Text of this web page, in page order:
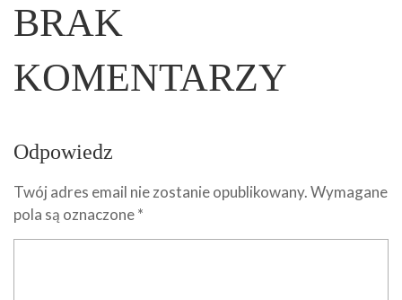
BRAK
KOMENTARZY
Odpowiedz
Twój adres email nie zostanie opublikowany.Wymagane
pola są oznaczone*